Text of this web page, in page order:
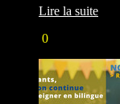
Lire la suite
0